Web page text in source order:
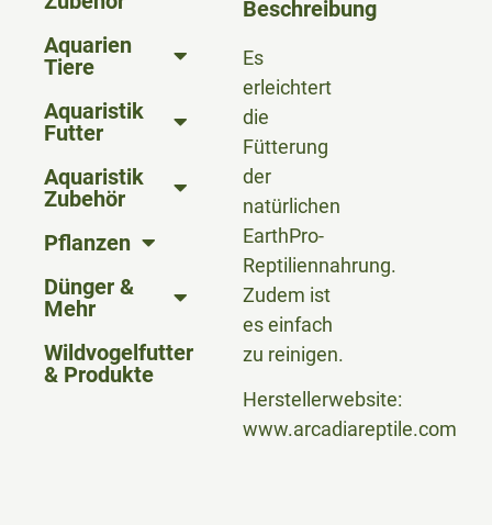
Aquarien
Tiere
Aquaristik
Futter
Aquaristik
Zubehör
Pflanzen
Dünger &
Mehr
Wildvogelfutter
& Produkte
Beschreibung
Es
erleichtert
die
Fütterung
der
natürlichen
EarthPro-
Reptiliennahrung.
Zudem ist
es einfach
zu reinigen.
Herstellerwebsite:
www.arcadiareptile.com